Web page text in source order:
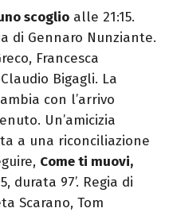
scoglio alle 21:15.
di Gennaro Nunziante.
Francesca
Bigagli. La
con l’arrivo
Un’amicizia
a una riconciliazione
Come ti muovi,
durata 97’. Regia di
Scarano, Tom